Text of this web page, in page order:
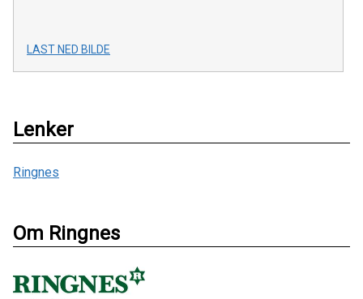
LAST NED BILDE
Lenker
Ringnes
Om Ringnes